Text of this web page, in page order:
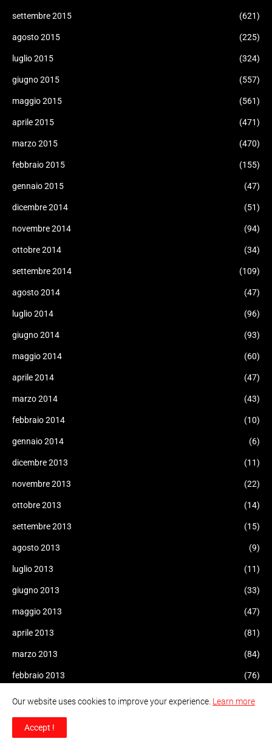
settembre 2015 (621)
agosto 2015 (225)
luglio 2015 (324)
giugno 2015 (557)
maggio 2015 (561)
aprile 2015 (471)
marzo 2015 (470)
febbraio 2015 (155)
gennaio 2015 (47)
dicembre 2014 (51)
novembre 2014 (94)
ottobre 2014 (34)
settembre 2014 (109)
agosto 2014 (47)
luglio 2014 (96)
giugno 2014 (93)
maggio 2014 (60)
aprile 2014 (47)
marzo 2014 (43)
febbraio 2014 (10)
gennaio 2014 (6)
dicembre 2013 (11)
novembre 2013 (22)
ottobre 2013 (14)
settembre 2013 (15)
agosto 2013 (9)
luglio 2013 (11)
giugno 2013 (33)
maggio 2013 (47)
aprile 2013 (81)
marzo 2013 (84)
febbraio 2013 (76)
gennaio 2013
dicembre 2012
novembre 2012
Our website uses cookies to improve your experience. Learn more
Accept !